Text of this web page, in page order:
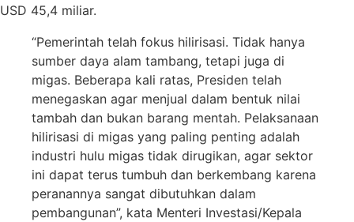
USD 45,4 miliar.
“Pemerintah telah fokus hilirisasi. Tidak hanya
sumber daya alam tambang, tetapi juga di
migas. Beberapa kali ratas, Presiden telah
menegaskan agar menjual dalam bentuk nilai
tambah dan bukan barang mentah. Pelaksanaan
hilirisasi di migas yang paling penting adalah
industri hulu migas tidak dirugikan, agar sektor
ini dapat terus tumbuh dan berkembang karena
peranannya sangat dibutuhkan dalam
pembangunan”, kata Menteri Investasi/Kepala